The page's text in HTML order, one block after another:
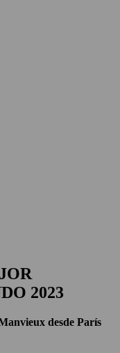
2023
desde París